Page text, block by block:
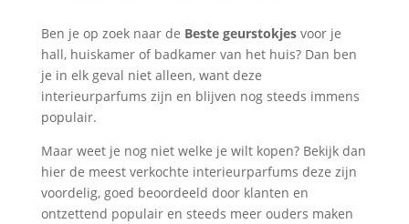
Ben je op zoek naar de Beste geurstokjesvoor je
hall, huiskamer of badkamer van het huis? Dan ben
je in elk geval niet alleen, want deze
interieurparfums zijn en blijven nog steeds immens
populair.
Maar weet je nog niet welke je wilt kopen? Bekijk dan
hier de meest verkochte interieurparfums deze zijn
voordelig, goed beoordeeld door klanten en
ontzettend populair en steeds meer ouders maken